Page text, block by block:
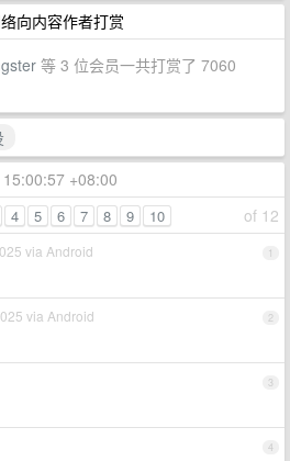
向内容作者打赏
等 3 位会员一共打赏了 7060
+08:00
of 12
4 5 6 7 8 9 10
1
via Android
2
via Android
3
4